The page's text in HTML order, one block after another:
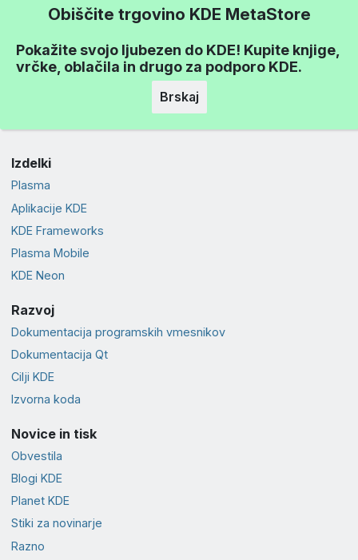
Obiščite trgovino KDE MetaStore
Pokažite svojo ljubezen do KDE! Kupite knjige,
vrčke, oblačila in drugo za podporo KDE.
Brskaj
Izdelki
Plasma
Aplikacije KDE
KDE Frameworks
Plasma Mobile
KDE Neon
Razvoj
Dokumentacija programskih vmesnikov
Dokumentacija Qt
Cilji KDE
Izvorna koda
Novice in tisk
Obvestila
Blogi KDE
Planet KDE
Stiki za novinarje
Razno